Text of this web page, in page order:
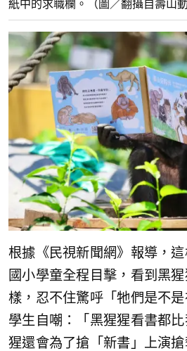
紙中的求職欄。（圖／翻攝自壽山
根據《民視新聞網》報導，
國小學童全程目擊，看到黑
樣，忍不住驚呼「牠們是不
學生自嘲：「黑猩猩看書都
猩還會為了搶「新書」上演